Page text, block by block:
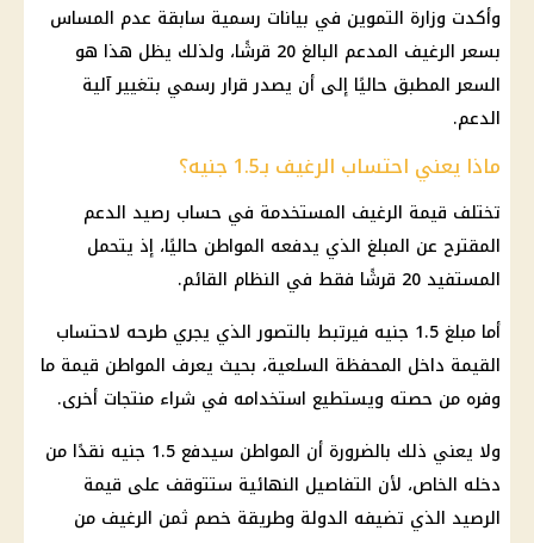
وأكدت وزارة التموين في بيانات رسمية سابقة عدم المساس
بسعر الرغيف المدعم البالغ 20 قرشًا، ولذلك يظل هذا هو
السعر المطبق حاليًا إلى أن يصدر قرار رسمي بتغيير آلية
الدعم.
ماذا يعني احتساب الرغيف بـ1.5 جنيه؟
تختلف قيمة الرغيف المستخدمة في حساب رصيد الدعم
المقترح عن المبلغ الذي يدفعه المواطن حاليًا، إذ يتحمل
المستفيد 20 قرشًا فقط في النظام القائم.
أما مبلغ 1.5 جنيه فيرتبط بالتصور الذي يجري طرحه لاحتساب
القيمة داخل المحفظة السلعية، بحيث يعرف المواطن قيمة ما
وفره من حصته ويستطيع استخدامه في شراء منتجات أخرى.
ولا يعني ذلك بالضرورة أن المواطن سيدفع 1.5 جنيه نقدًا من
دخله الخاص، لأن التفاصيل النهائية ستتوقف على قيمة
الرصيد الذي تضيفه الدولة وطريقة خصم ثمن الرغيف من